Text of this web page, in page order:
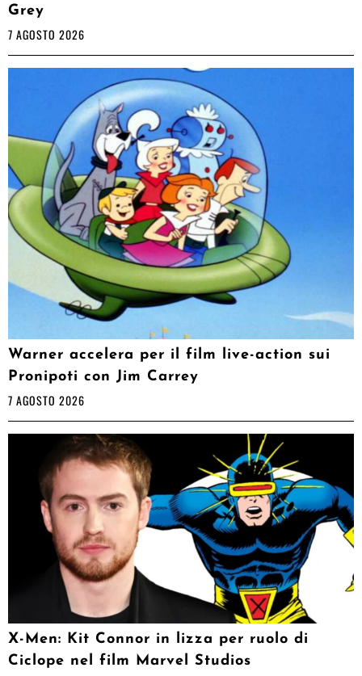
Grey
7 AGOSTO 2026
Warner accelera per il film live-action sui
Pronipoti con Jim Carrey
7 AGOSTO 2026
X-Men: Kit Connor in lizza per ruolo di
Ciclope nel film Marvel Studios